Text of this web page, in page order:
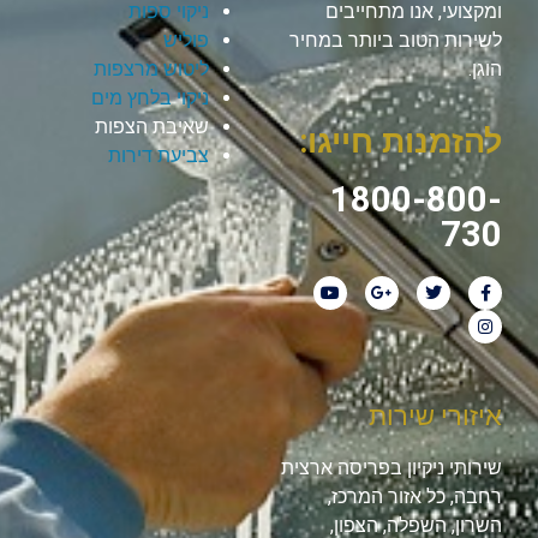
ומקצועי, אנו מתחייבים
לשירות הטוב ביותר במחיר
הוגן.
להזמנות חייגו:
1800-800-
730
ניקוי ספות
פוליש
ליטוש מרצפות
ניקוי בלחץ מים
שאיבת הצפות
צביעת דירות
איזורי שירות
שירותי ניקיון בפריסה ארצית
רחבה, כל אזור המרכז,
השרון, השפלה, הצפון,